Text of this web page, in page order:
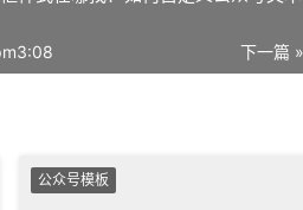
下一篇 »
公众号模板